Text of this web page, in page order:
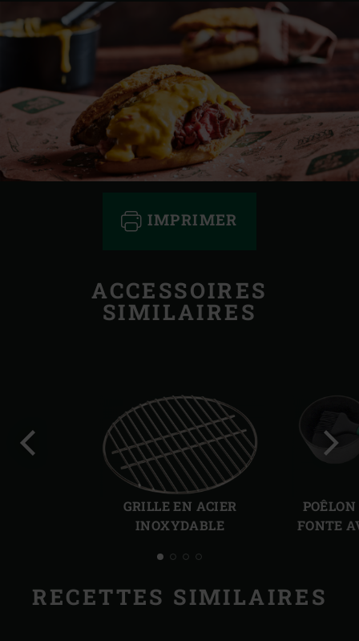
IMPRIMER
ACCESSOIRES
SIMILAIRES
GRILLE EN ACIER
INOXYDABLE
FONTE
RECETTES SIMILAIRES